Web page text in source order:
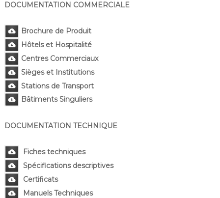
DOCUMENTATION COMMERCIALE
Brochure de Produit
Hôtels et Hospitalité
Centres Commerciaux
Sièges et Institutions
Stations de Transport
BâtimentsSinguliers
DOCUMENTATION TECHNIQUE
Fiches techniques
Spécifications descriptives
Certificats
Manuels Techniques